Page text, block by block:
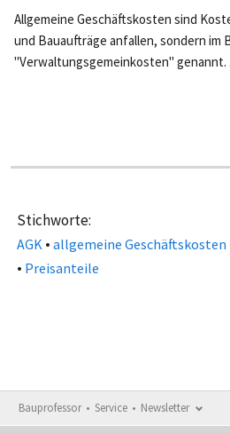
Allgemeine Geschäftskosten sind
und Bauaufträge anfallen, sondern im
"Verwaltungsgemeinkosten" genannt.
Stichworte:
AGK • allgemeine Geschäftskosten
• Preisanteile
Bauprofessor Service Newsletter